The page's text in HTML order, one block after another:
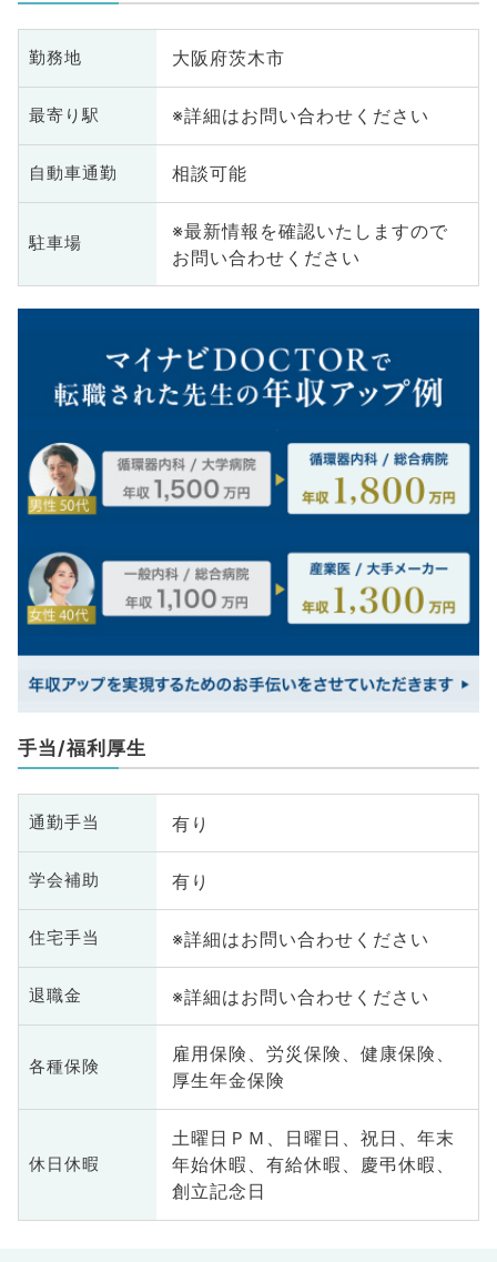
勤務地 大阪府茨木市
最寄り駅 ※詳細はお問い合わせください
自動車通勤 相談可能
駐車場
※最新情報を確認いたしますので
お問い合わせください
手当/福利厚生
通勤手当 有り
学会補助 有り
住宅手当 ※詳細はお問い合わせください
退職金 ※詳細はお問い合わせください
各種保険
雇用保険、労災保険、健康保険、
厚生年金保険
休日休暇
土曜日ＰＭ、日曜日、祝日、年末
年始休暇、有給休暇、慶弔休暇、
創立記念日